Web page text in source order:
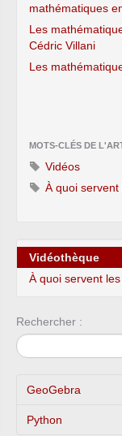
mathématiques
Les
Cédric Villani
Les
MOTS-CLÉS DE
Vidéos
À quoi
Vidéothèque
À quoi servent
Rechercher :
GeoGebra
Python